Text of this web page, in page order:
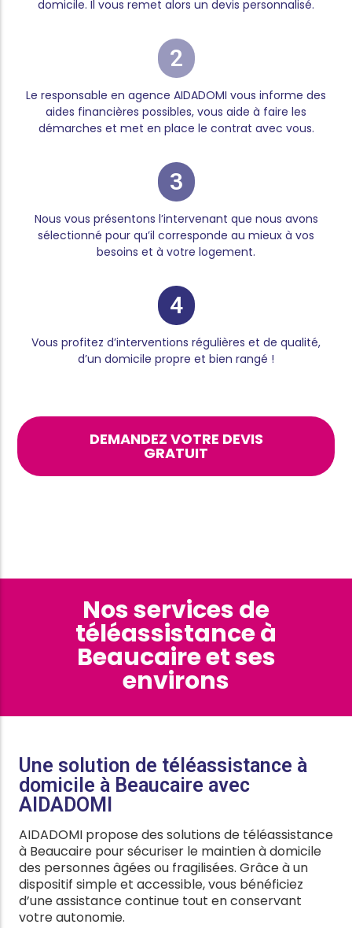
domicile. Il vous remet alors un devis personnalisé.
2
Le responsable en agence AIDADOMI vous informe des
aides financières possibles, vous aide à faire les
démarches et met en place le contrat avec vous.
3
Nous vous présentons l’intervenant que nous avons
sélectionné pour qu’il corresponde au mieux à vos
besoins et à votre logement.
4
Vous profitez d’interventions régulières et de qualité,
d’un domicile propre et bien rangé !
DEMANDEZ VOTRE DEVIS
GRATUIT
Nos services de
téléassistance à
Beaucaire et ses
environs
Une solution de téléassistance à
domicile à Beaucaire avec
AIDADOMI
AIDADOMI propose des solutions de téléassistance
à Beaucaire pour sécuriser le maintien à domicile
des personnes âgées ou fragilisées. Grâce à un
dispositif simple et accessible, vous bénéficiez
d’une assistance continue tout en conservant
votre autonomie.